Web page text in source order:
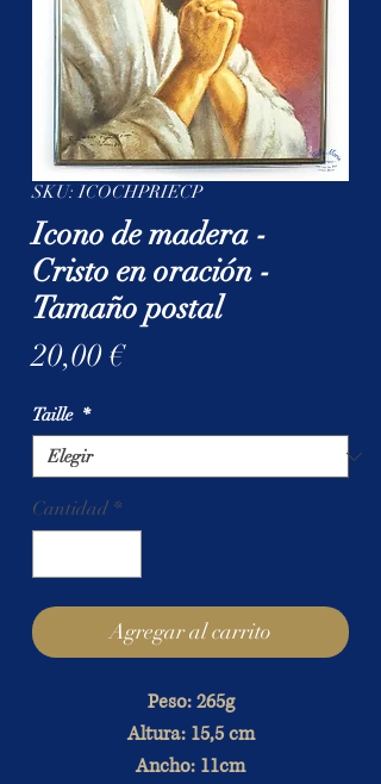
SKU: ICOCHPRIECP
Icono de madera -
Cristo en oración -
Tamaño postal
20,00 €Precio
Taille *
Cantidad *
Agregar al carrito
Peso: 265g
Altura: 15,5 cm
Ancho: 11cm